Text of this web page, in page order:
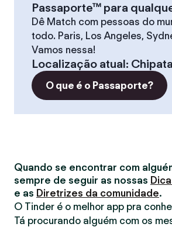
Passaporte™ para
Dê Match com pessoas do
todo. Paris, Los Angeles,
Vamos nessa!
Localização atual: Chipata
O que é o Passaporte?
Quando se encontrar com
sempre de seguir as nossas
e as Diretrizes da comunidade.
O Tinder é o melhor app pra
Tá procurando alguém com os